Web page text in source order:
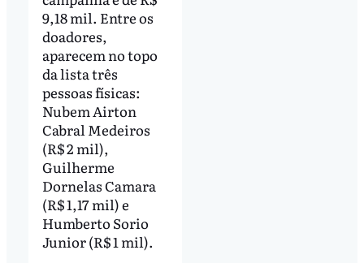
9,18 mil. Entre os
doadores,
aparecem no topo
da lista três
pessoas físicas:
Nubem Airton
Cabral Medeiros
(R$ 2 mil),
Guilherme
Dornelas Camara
(R$ 1,17 mil) e
Humberto Sorio
Junior (R$ 1 mil).